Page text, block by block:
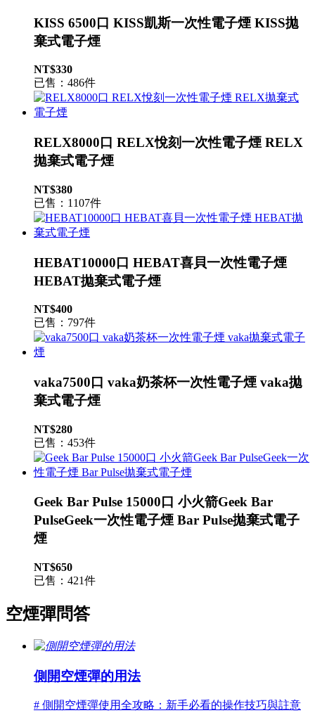
KISS 6500口 KISS凱斯一次性電子煙 KISS拋
棄式電子煙
NT$330
已售：486件
RELX8000口 RELX悅刻一次性電子煙 RELX
拋棄式電子煙
NT$380
已售：1107件
HEBAT10000口 HEBAT喜貝一次性電子煙
HEBAT拋棄式電子煙
NT$400
已售：797件
vaka7500口 vaka奶茶杯一次性電子煙 vaka拋
棄式電子煙
NT$280
已售：453件
Geek Bar Pulse 15000口 小火箭Geek Bar
PulseGeek一次性電子煙 Bar Pulse拋棄式電子
煙
NT$650
已售：421件
空煙彈問答
側開空煙彈的用法
# 側開空煙彈使用全攻略：新手必看的操作技巧與註意